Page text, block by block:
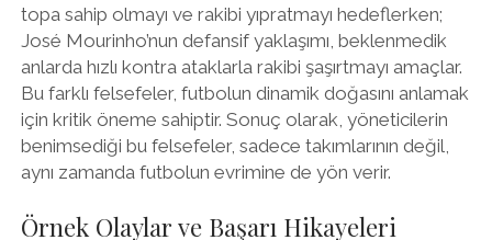
topa sahip olmayı ve rakibi yıpratmayı hedeflerken;
José Mourinho’nun defansif yaklaşımı, beklenmedik
anlarda hızlı kontra ataklarla rakibi şaşırtmayı amaçlar.
Bu farklı felsefeler, futbolun dinamik doğasını anlamak
için kritik öneme sahiptir. Sonuç olarak, yöneticilerin
benimsediği bu felsefeler, sadece takımlarının değil,
aynı zamanda futbolun evrimine de yön verir.
Örnek Olaylar ve Başarı Hikayeleri